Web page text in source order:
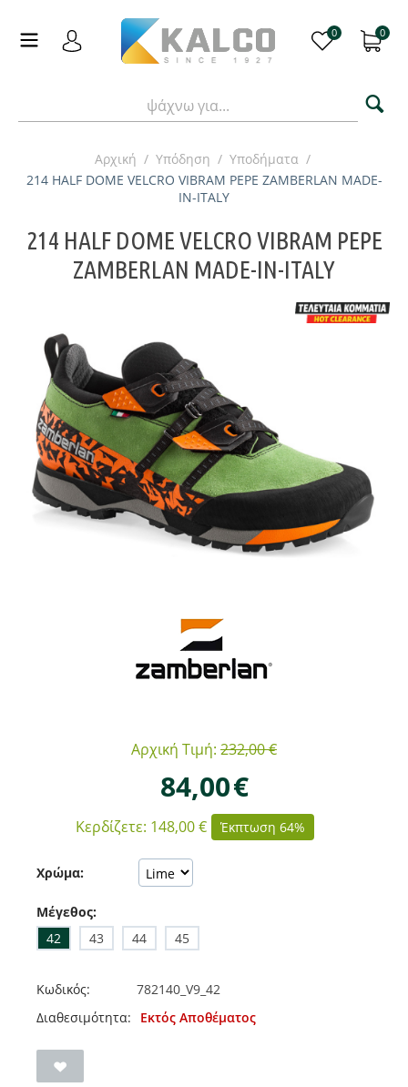
0 0
Αρχική / Υπόδηση / Υποδήματα /
214 HALF DOME VELCRO VIBRAM PEPE ZAMBERLAN MADE-
IN-ITALY
214 HALF DOME VELCRO VIBRAM PEPE
ZAMBERLAN MADE-IN-ITALY
Αρχική Τιμή: 232,00€
84,00€
Κερδίζετε: 148,00€ Έκπτωση 64%
Χρώμα:
Μέγεθος:
42
43 44 45
Κωδικός:
782140_V9_42
Διαθεσιμότητα:
Εκτός Αποθέματος